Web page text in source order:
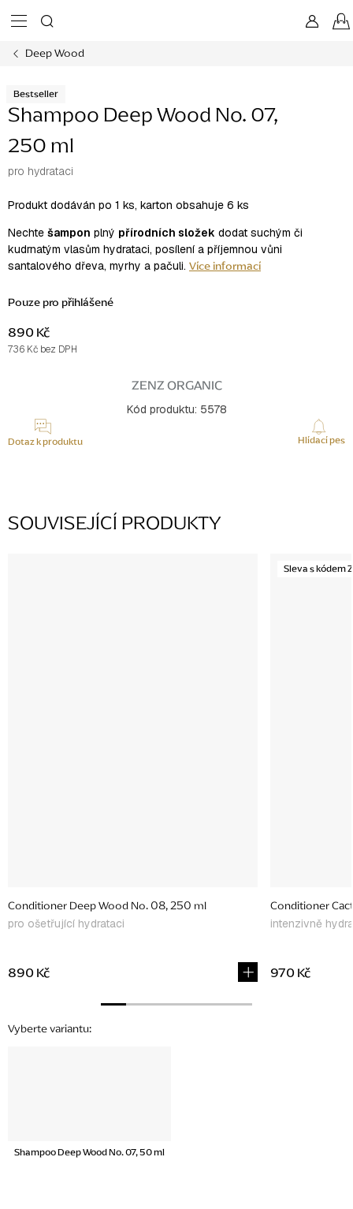
na
Deep Wood
Bestseller
Shampoo Deep Wood No. 07,
250 ml
pro hydrataci
Produkt dodáván po 1 ks, karton obsahuje 6 ks
Nechte šampon plný přírodních složek dodat suchým či
kudrnatým vlasům hydrataci, posílení a příjemnou vůni
santalového dřeva, myrhy a pačuli. Více informací
Pouze pro přihlášené
890 Kč
736 Kč bez DPH
ZENZ ORGANIC
Kód produktu: 5578
Dotaz k produktu Hlídací pes
SOUVISEJÍCÍ PRODUKTY
Conditioner Deep Wood No. 08, 250 ml
pro ošetřující hydrataci
890 Kč
Sleva s kódem
Conditioner
intenzivně
970 Kč
Shampoo Deep Wood No. 07, 50 ml